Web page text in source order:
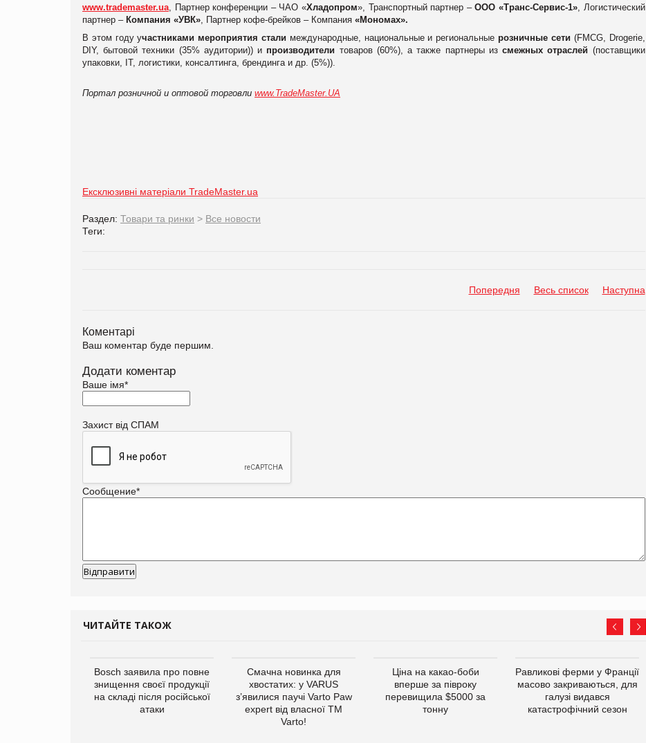
www.trademaster.ua, Партнер конференции – ЧАО «Хладопром», Транспортный партнер –ООО «Транс-Сервис-1», Логистический
партнер – Компания «УВК», Партнер кофе-брейков – Компания «Мономах».
В этом году участниками мероприятия стали международные, национальные и региональные розничные сети (FMCG, Drogerie,
DIY, бытовой техники (35% аудитории)) и производители товаров (60%), а также партнеры изсмежных отраслей (поставщики
упаковки, IТ, логистики, консалтинга, брендинга и др. (5%)).
Портал розничной и оптовой торговли www.TradeMaster.UA
Ексклюзивні матеріали TradeMaster.ua
Раздел: Товари та ринки > Все новости
Теги:
Попередня Весь список Наступна
Коментарі
Ваш коментар буде першим.
Додати коментар
Ваше імя*
Захист від СПАМ
Сообщение*
ЧИТАЙТЕ ТАКОЖ
Bosch заявила про повне
знищення своєї продукції
на складі після російської
атаки
Смачна новинка для
хвостатих: у VARUS
з’явилися паучі Varto Paw
expert від власної ТМ
Varto!
Ціна на какао-боби
вперше за півроку
перевищила $5000 за
тонну
Равликові ферми у Франції
масово закриваються, для
галузі видався
катастрофічний сезон